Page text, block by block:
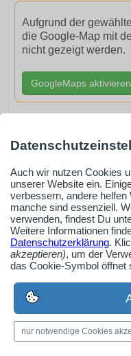
Aufgrund der
die Google-Map mit
nicht gezeigt werden.
GoogleMaps aktivieren
AdSense smARTe inArticle-
Ob Solo-
Industrieunternehmen
Erstelle jetzt ein gratis
jetzt registrieren
Bilder,
Auch wir nutzen Cookies
unserer Website ein.
verbessern, andere
manche sind essenziell.
verwenden, findest Du
Weitere Informationen
Datenschutzerklärung.
akzeptieren), um der
das Cookie-Symbol öffnet
nur notwendige Cookies